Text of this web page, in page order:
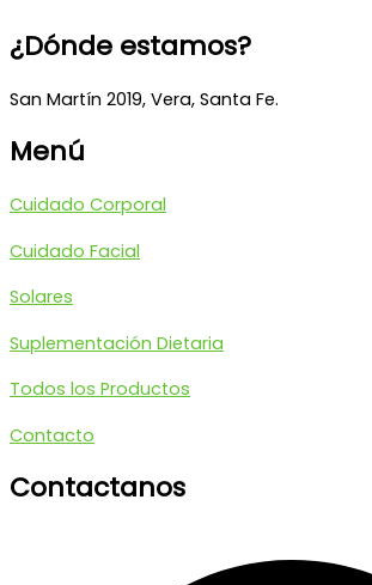
¿Dónde estamos?
San Martín 2019, Vera, Santa Fe.
Menú
Cuidado Corporal
Cuidado Facial
Solares
Suplementación Dietaria
Todos los Productos
Contacto
Contactanos